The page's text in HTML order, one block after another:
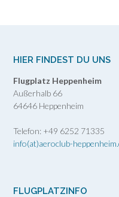
HIER FINDEST DU UNS
Flugplatz Heppenheim
Außerhalb 66
64646 Heppenheim
Telefon: +49 6252 71335
info(at)aeroclub-
FLUGPLATZINFO